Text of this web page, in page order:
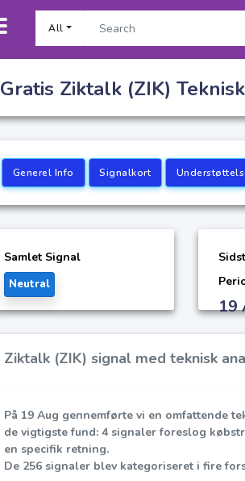
All
Gratis Ziktalk (ZIK)
Generel Info Signalkort
Samlet Signal
Neutral
19
Ziktalk (ZIK) signal med teknisk
På 19 Aug gennemførte vi en omfattende
de vigtigste fund: 4 signaler foreslog
en specifik retning.
De 256 signaler blev kategoriseret i fire